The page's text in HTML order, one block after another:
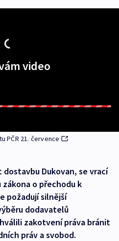
video
PČR 21. července
Dukovan, se vrací
o přechodu k
požadují silnější
dodavatelů
zakotvení práva bránit
práv a svobod.